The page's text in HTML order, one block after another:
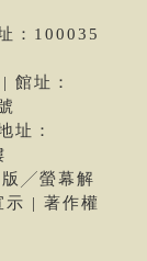
：100035
館址：
址：
版╱螢幕解
示 | 著作權